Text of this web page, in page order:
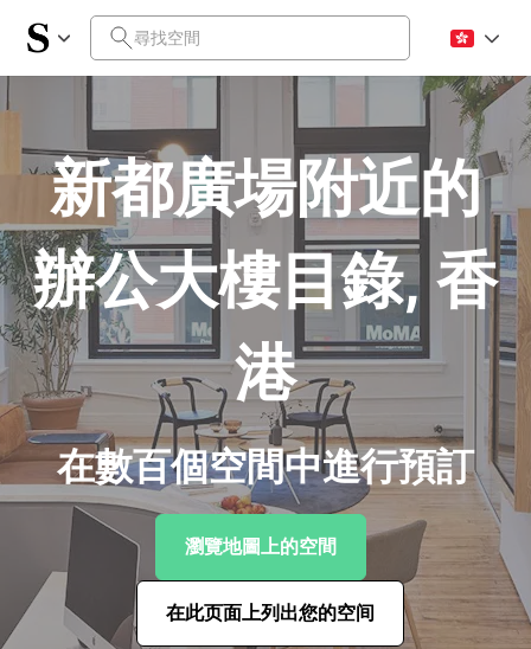
新都廣場附近的
辦公大樓目錄, 香
港
在數百個空間中進行預訂
瀏覽地圖上的空間
在此页面上列出您的空间